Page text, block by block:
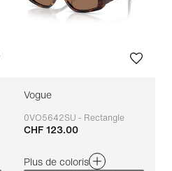
Vogue
0VO5642SU - Rectangle
Adaptable
CHF 123.00
Plus de coloris